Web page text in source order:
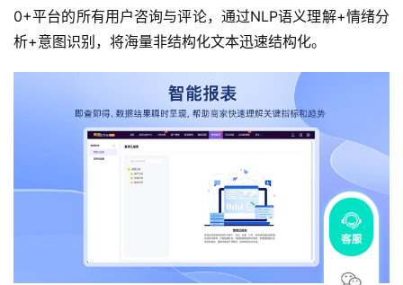
0+平台的所有用户咨询与评论，通过NLP语义理解+情绪分
析+意图识别，将海量非结构化文本迅速结构化。